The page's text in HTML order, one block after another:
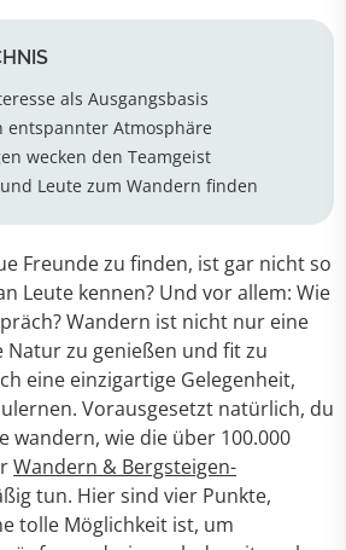
als Ausgangsbasis
entspannter Atmosphäre
wecken den Teamgeist
Leute zum Wandern finden
Freunde zu finden, ist gar nicht so
Leute kennen? Und vor allem: Wie
Wandern ist nicht nur eine
Natur zu genießen und fit zu
eine einzigartige Gelegenheit,
Vorausgesetzt natürlich, du
wandern, wie die über 100.000
Wandern & Bergsteigen-
tun. Hier sind vier Punkte,
tolle Möglichkeit ist, um